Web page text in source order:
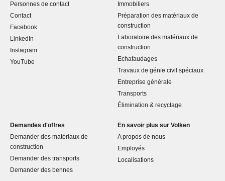
Personnes de contact
Contact
Facebook
LinkedIn
Instagram
YouTube
Immobiliers
Préparation des matériaux de
construction
Laboratoire des matériaux de
construction
Echafaudages
Travaux de génie civil spéciaux
Entreprise générale
Transports
Élimination & recyclage
Demandes d'offres
Demander des matériaux de
construction
Demander des transports
Demander des bennes
En savoir plus sur Volken
A propos de nous
Employés
Localisations